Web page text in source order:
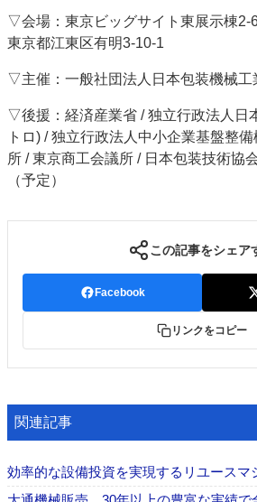
▽会場：東京ビッグサイト東展示棟2-
東京都江東区有明3-10-1
▽主催：一般社団法人日本包装機械工
▽後援：経済産業省 / 独立行政法人日
トロ) / 独立行政法人中小企業基盤整
所 / 東京商工会議所 / 日本包装技術協
（予定）
この記事をシェア
Facebook
リンクをコピー
関連記事
効率的な設備投資を実現するリユースマ